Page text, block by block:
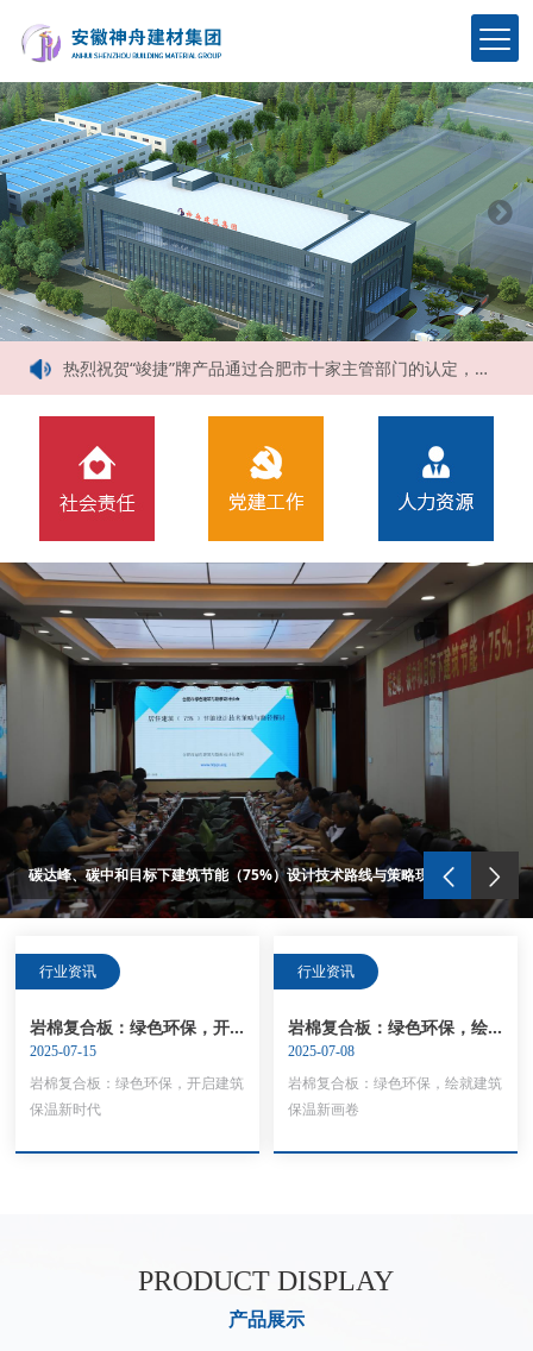
占据2016年安徽网格布市场，神舟以技术为先导，以质量求生存
安徽匀质防火保温板行业面临互联网将如何做更好
【喜报】热烈祝贺神舟建筑集团荣获2021年合肥市施工企业信用综合评定三项AAA信用等级
碳达峰、碳中和目标下建筑节能（75%）设计技术路线与策略现场座谈会走进合肥神舟建筑集团
热烈祝贺神舟集团生产的匀质改性防火保温板新配方产品试生产取得圆满成功
热烈祝贺“竣捷”牌产品通过合肥市十家主管部门的认定，成功列入《合肥市两创产品目录》
“竣捷”牌匀质改性防火保温板、耐碱玻璃纤维网格布、真石漆通过安徽省经济和信息化委员会的评审，荣获了安徽省新产品荣誉证书
热烈祝贺“竣捷”牌保温材料荣获安徽名牌产品荣誉称号
安徽匀质防火保温板行业面临互联网将如何做更好
【喜报】热烈祝贺神舟建筑集团荣获2021年合肥市施工企业信用综合评定三项AAA信用等级
热烈祝贺神舟集团生产的匀质改性防火保温板新配方产品试生产取得圆满成功
热烈祝贺“竣捷”牌产品通过合肥市十家主管部门的认定，成功列入《合肥市两创产品目录》
热烈祝贺“竣捷”牌保温材料荣获安徽名牌产品荣誉称号
安徽匀质防火保温板行业面临互联网将如何做更好
碳达峰、碳中和目标下建筑节能（75%）设计技术路线与策略现场座谈会走进合肥神舟建筑集团
行业资讯
岩棉复合板：绿色环保，开启建筑保温新时代
2025-07-15
岩棉复合板：绿色环保，开启建筑
保温新时代
行业资讯
岩棉复合板：绿色环保，绘就建筑保温新画卷
2025-07-08
岩棉复合板：绿色环保，绘就建筑
保温新画卷
PRODUCT DISPLAY
产品展示